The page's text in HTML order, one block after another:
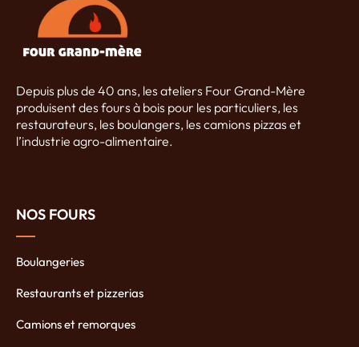
Depuis plus de 40 ans, les ateliers Four Grand-Mère
produisent des fours à bois pour les particuliers, les
restaurateurs, les boulangers, les camions pizzas et
l’industrie agro-alimentaire.
NOS FOURS
Boulangeries
Restaurants et pizzerias
Camions et remorques